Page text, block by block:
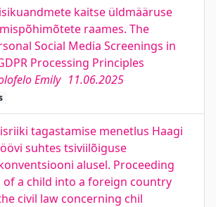
kaitse üldmääruse
raames. The
Social Media Screenings in
Processing Principles
Emily 11.06.2025
tagastamise menetlus Haagi
suhtes tsiviilõiguse
alusel. Proceeding
a child into a foreign country
civil law concerning chil